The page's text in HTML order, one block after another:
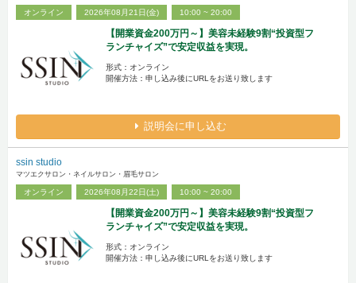
オンライン 2026年08月21日(金) 10:00 ~ 20:00
【開業資金200万円～】美容未経験9割“投資型フ
ランチャイズ”で安定収益を実現。
形式：オンライン
開催方法：申し込み後にURLをお送り致します
説明会に申し込む
ssin studio
マツエクサロン・ネイルサロン・眉毛サロン
オンライン 2026年08月22日(土) 10:00 ~ 20:00
【開業資金200万円～】美容未経験9割“投資型フ
ランチャイズ”で安定収益を実現。
形式：オンライン
開催方法：申し込み後にURLをお送り致します